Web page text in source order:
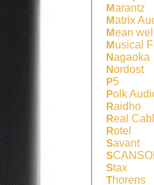
Marantz
Matrix
Mean well
Musical
Nagaoka
Nordost
P5
Polk
Raidho
Real
Rotel
Savant
Stax
Thorens